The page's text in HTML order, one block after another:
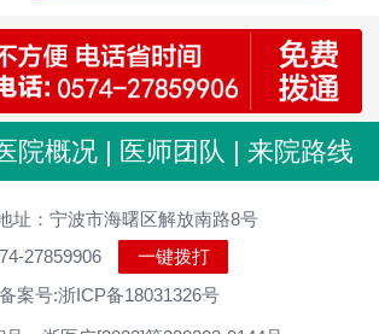
院概况 | 医师团队 | 来院路线
址：宁波市海曙区解放南路8号
27859906
一键拨打
备案号:浙ICP备18031326号